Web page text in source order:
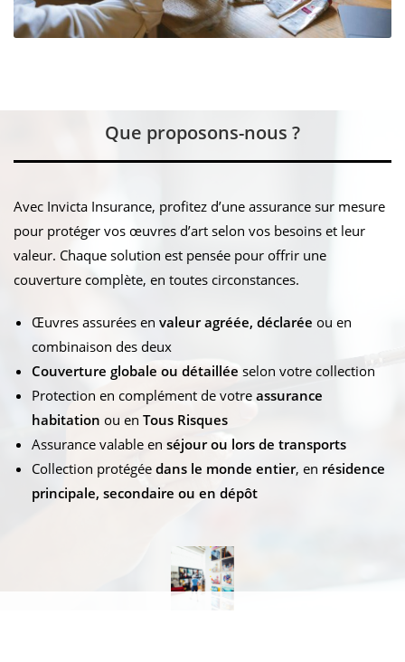
Que proposons-nous ?
Avec Invicta Insurance, profitez d’une assurance sur mesure
pour protéger vos œuvres d’art selon vos besoins et leur
valeur. Chaque solution est pensée pour offrir une
couverture complète, en toutes circonstances.
Œuvres assurées en valeur agréée, déclarée ou en
combinaison des deux
Couverture globale ou détaillée selon votre collection
Protection en complément de votre assurance
habitation ou en Tous Risques
Assurance valable en séjour ou lors de transports
Collection protégée dans le monde entier, en résidence
principale, secondaire ou en dépôt